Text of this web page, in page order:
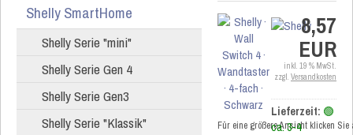
Shelly SmartHome
Shelly Serie "mini"
Shelly Serie Gen 4
Shelly Serie Gen3
Shelly Serie "Klassik"
Für eine größere Ansicht klicken
8,57
EUR
inkl. 19 % MwSt.
zzgl. Versandkosten
Lieferzeit: 🟢
ca. 3-4